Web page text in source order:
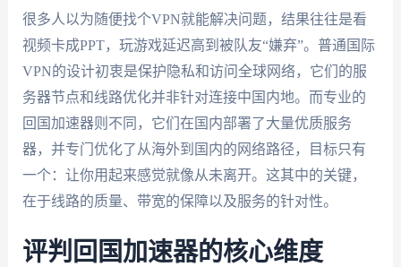
很多人以为随便找个VPN就能解决问题，结果往往是看
视频卡成PPT，玩游戏延迟高到被队友“嫌弃”。普通国际
VPN的设计初衷是保护隐私和访问全球网络，它们的服
务器节点和线路优化并非针对连接中国内地。而专业的
回国加速器则不同，它们在国内部署了大量优质服务
器，并专门优化了从海外到国内的网络路径，目标只有
一个：让你用起来感觉就像从未离开。这其中的关键，
在于线路的质量、带宽的保障以及服务的针对性。
评判回国加速器的核心维度